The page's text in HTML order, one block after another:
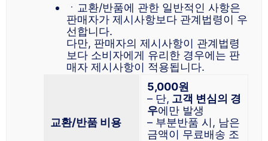
ㆍ교환/반품에 관한 일반적인 사항은
판매자가 제시사항보다 관계법령이 우
선합니다.
다만, 판매자의 제시사항이 관계법령
보다 소비자에게 유리한 경우에는 판
매자 제시사항이 적용됩니다.
교환/반품 비용
5,000원
– 단, 고객 변심의 경
우에만 발생
– 부분반품 시, 남은
금액이 무료배송 조